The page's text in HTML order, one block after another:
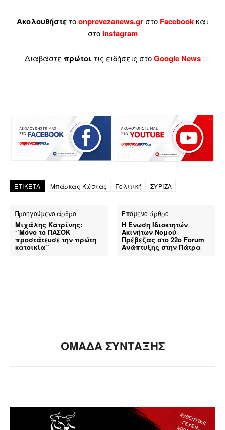
Ακολουθήστε τοonprevezanews.gr στο Facebookκαι
στο Instagram
Διαβάστε πρώτοι τις ειδήσεις στοGoogle News
ΕΤΙΚΕΤΑ Μπάρκας Κώστας Πολιτική ΣΥΡΙΖΑ
Προηγούμενο άρθρο
Μιχάλης Κατρίνης:
‘’Μόνο το ΠΑΣΟΚ
προστάτευσε την πρώτη
κατοικία’’
Επόμενο άρθρο
Η Ένωση Ιδιοκτητών
Ακινήτων Νομού
Πρέβεζας στο 22ο Forum
Ανάπτυξης στην Πάτρα
ΟΜΑΔΑ ΣΥΝΤΑΞΗΣ